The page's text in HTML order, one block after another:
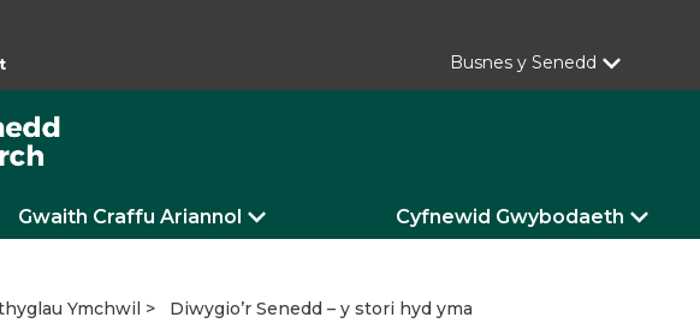
Busnes y Senedd
Gwaith Craffu Ariannol Cyfnewid Gwybodaeth
Ymchwil Diwygio’r Senedd – y stori hyd yma